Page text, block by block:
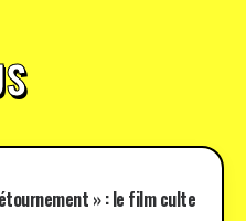
» : le film culte